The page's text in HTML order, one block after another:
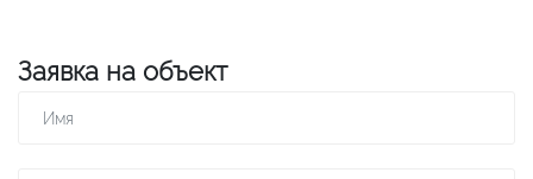
Заявка на объект